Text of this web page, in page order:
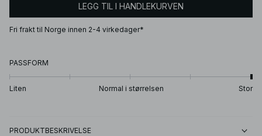
LEGG TIL I HANDLEKURVEN
Fri frakt til Norge innen 2-4 virkedager*
PASSFORM
Liten Normal i størrelsen Stor
PRODUKTBESKRIVELSE